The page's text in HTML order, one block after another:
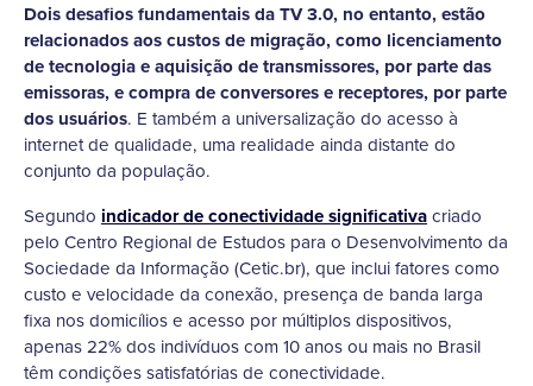
Dois desafios fundamentais da TV 3.0, no entanto, estão
relacionados aos custos de migração, como licenciamento
de tecnologia e aquisição de transmissores, por parte das
emissoras, e compra de conversores e receptores, por parte
dos usuários. E também a universalização do acesso à
internet de qualidade, uma realidade ainda distante do
conjunto da população.
Segundo indicador de conectividade significativacriado
pelo Centro Regional de Estudos para o Desenvolvimento da
Sociedade da Informação (Cetic.br), que inclui fatores como
custo e velocidade da conexão, presença de banda larga
fixa nos domicílios e acesso por múltiplos dispositivos,
apenas 22% dos indivíduos com 10 anos ou mais no Brasil
têm condições satisfatórias de conectividade.